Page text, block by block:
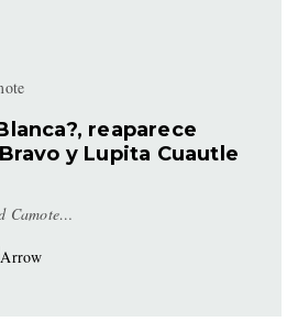
reaparece
y Lupita Cuautle
Camote…